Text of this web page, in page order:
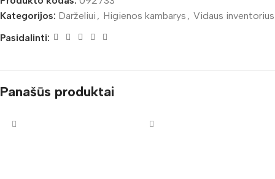
Kategorijos: Darželiui , Higienos kambarys , Vidaus inventorius
Pasidalinti:
Panašūs produktai